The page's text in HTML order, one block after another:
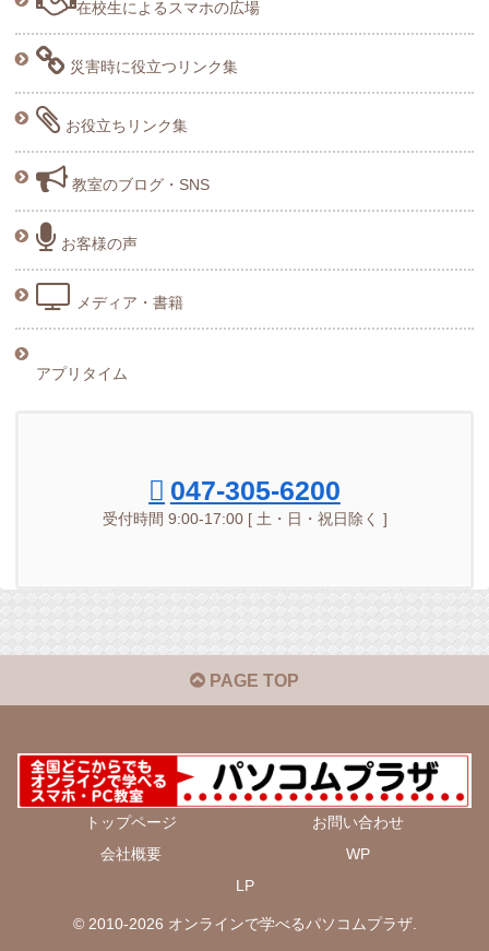
在校生によるスマホの広場
災害時に役立つリンク集
お役立ちリンク集
教室のブログ・SNS
お客様の声
メディア・書籍
アプリタイム
047-305-6200
受付時間 9:00-17:00 [ 土・日・祝日除く ]
PAGE TOP
トップページ
お問い合わせ
会社概要
WP
LP
© 2010-2026 オンラインで学べるパソコムプラザ.